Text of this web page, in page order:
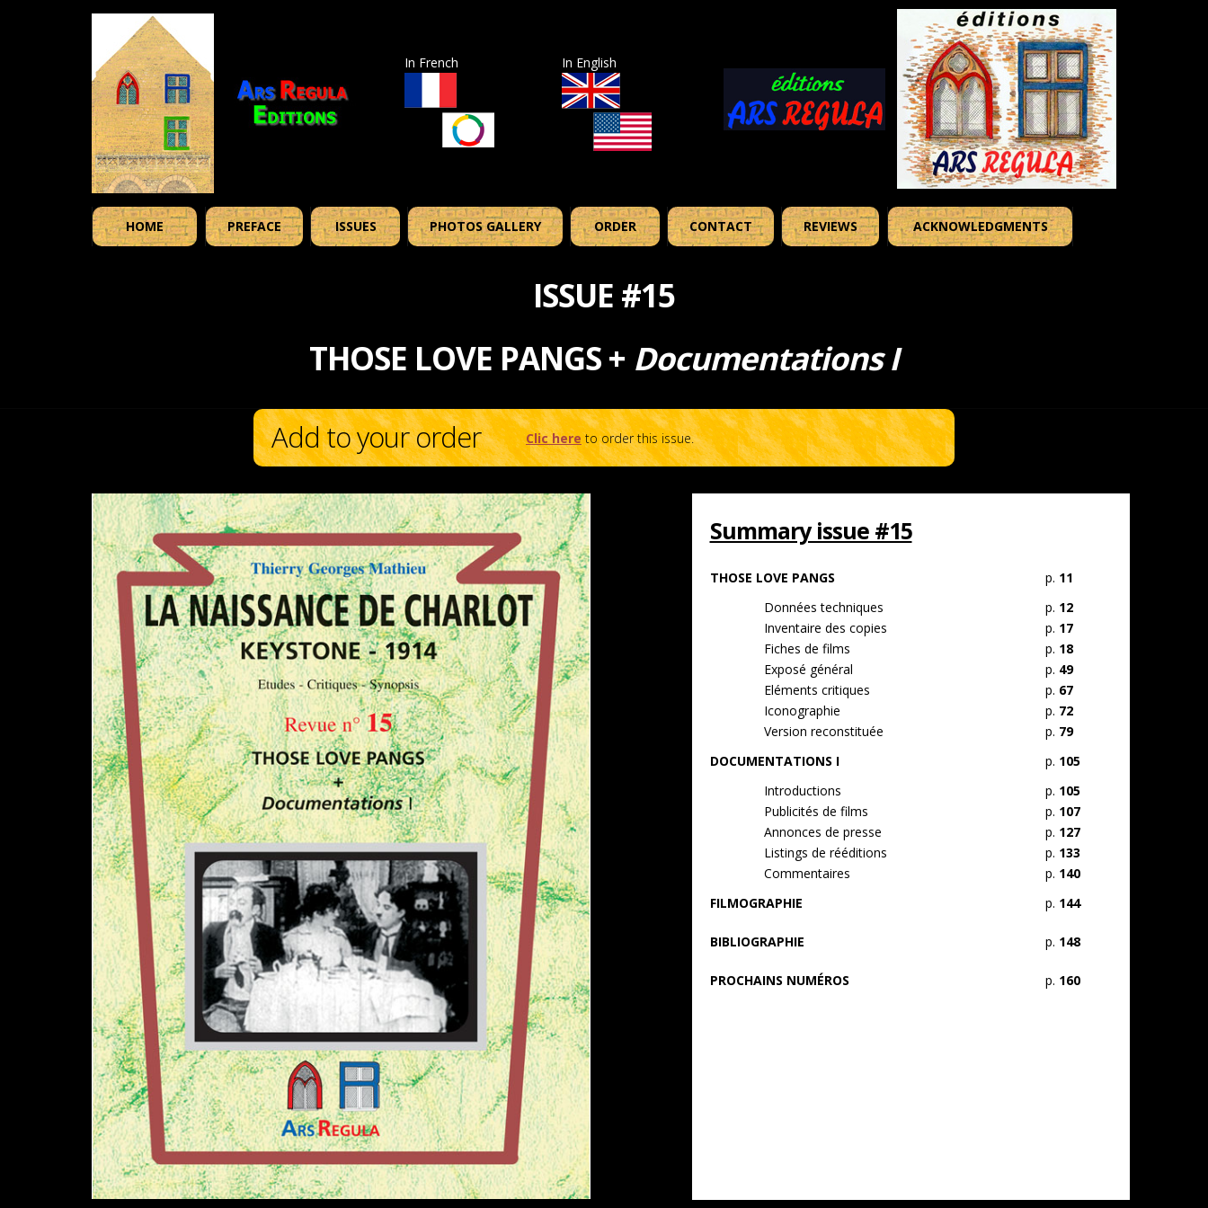
In English
In French
HOME PREFACE ISSUES PHOTOS GALLERY ORDER CONTACT REVIEWS ACKNOWLEDGMENTS
ISSUE #15
THOSE LOVE PANGS + Documentations I
Add to your order Clic here to order this issue.
Summary issue #15
THOSE LOVE PANGS p. 11
Données techniques
p. 12
Inventaire des copies
p. 17
Fiches de films
p. 18
Exposé général
p. 49
Eléments critiques
p. 67
Iconographie
p. 72
Version reconstituée
p. 79
DOCUMENTATIONS I
p. 105
Introductions
p. 105
Publicités de films
p. 107
Annonces de presse
p. 127
Listings de rééditions
p. 133
Commentaires
p. 140
FILMOGRAPHIE
p. 144
BIBLIOGRAPHIE p. 148
PROCHAINS NUMÉROS p. 160